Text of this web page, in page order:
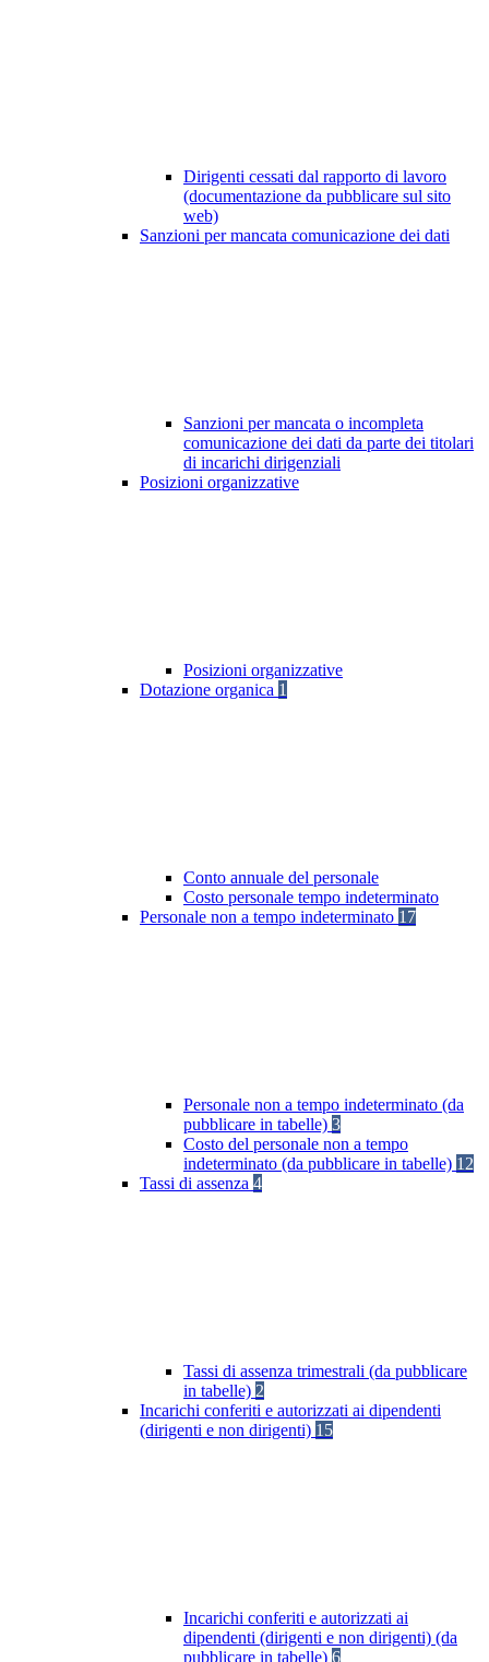
Dirigenti cessati dal rapporto di lavoro
(documentazione da pubblicare sul sito
web)
Sanzioni per mancata comunicazione dei dati
Sanzioni per mancata o incompleta
comunicazione dei dati da parte dei titolari
di incarichi dirigenziali
Posizioni organizzative
Posizioni organizzative
Dotazione organica 1
Conto annuale del personale
Costo personale tempo indeterminato
Personale non a tempo indeterminato 17
Personale non a tempo indeterminato (da
pubblicare in tabelle) 3
Costo del personale non a tempo
indeterminato (da pubblicare in tabelle) 12
Tassi di assenza 4
Tassi di assenza trimestrali (da pubblicare
in tabelle) 2
Incarichi conferiti e autorizzati ai dipendenti
(dirigenti e non dirigenti) 15
Incarichi conferiti e autorizzati ai
dipendenti (dirigenti e non dirigenti) (da
pubblicare in tabelle) 6